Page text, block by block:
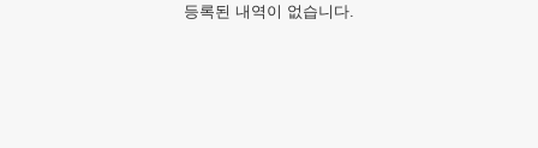
등록된 내역이 없습니다.